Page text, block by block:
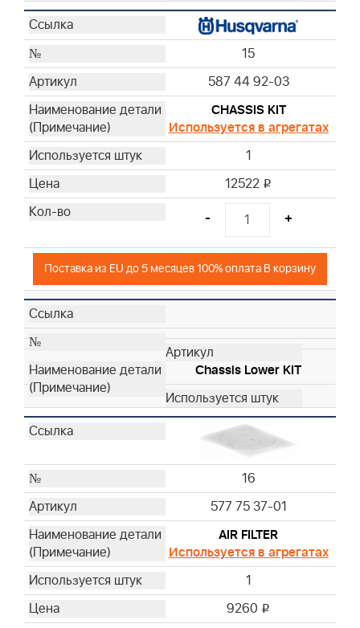
15
587 44 92-03
CHASSIS KIT
Используется в агрегатах
1
12522 i
- +
Поставка из EU до 5 месяцев 100% оплата В корзину
Chassis Lower KIT
16
577 75 37-01
AIR FILTER
Используется в агрегатах
1
9260 i